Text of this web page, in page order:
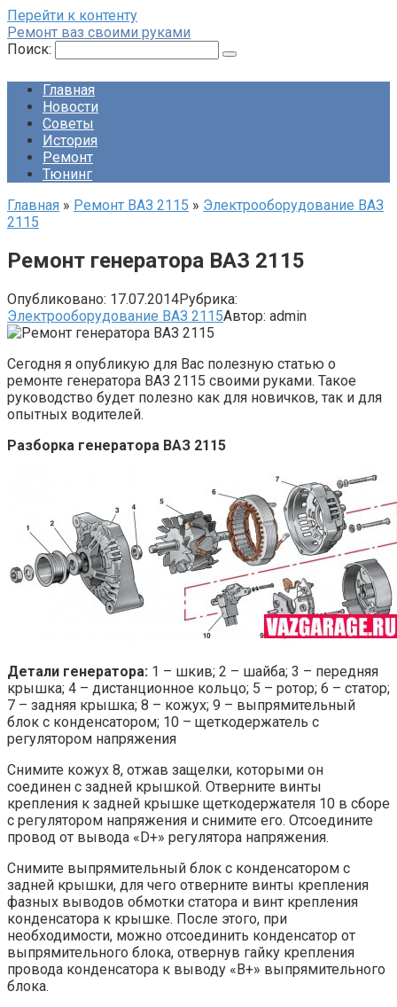
Перейти к контенту
Ремонт ваз своими руками
Поиск:
Главная
Новости
Советы
История
Ремонт
Тюнинг
Главная » Ремонт ВАЗ 2115 » Электрооборудование ВАЗ
2115
Ремонт генератора ВАЗ 2115
Опубликовано: 17.07.2014Рубрика:
Электрооборудование ВАЗ 2115Автор: admin
Сегодня я опубликую для Вас полезную статью о
ремонте генератора ВАЗ 2115 своими руками. Такое
руководство будет полезно как для новичков, так и для
опытных водителей.
Разборка генератора ВАЗ 2115
Детали генератора: 1 – шкив; 2 – шайба; 3 – передняя
крышка; 4 – дистанционное кольцо; 5 – ротор; 6 – статор;
7 – задняя крышка; 8 – кожух; 9 – выпрямительный
блок с конденсатором; 10 – щеткодержатель с
регулятором напряжения
Снимите кожух 8, отжав защелки, которыми он
соединен с задней крышкой. Отверните винты
крепления к задней крышке щеткодержателя 10 в сборе
с регулятором напряжения и снимите его. Отсоедините
провод от вывода «D+» регулятора напряжения.
Снимите выпрямительный блок с конденсатором с
задней крышки, для чего отверните винты крепления
фазных выводов обмотки статора и винт крепления
конденсатора к крышке. После этого, при
необходимости, можно отсоединить конденсатор от
выпрямительного блока, отвернув гайку крепления
провода конденсатора к выводу «B+» выпрямительного
блока.